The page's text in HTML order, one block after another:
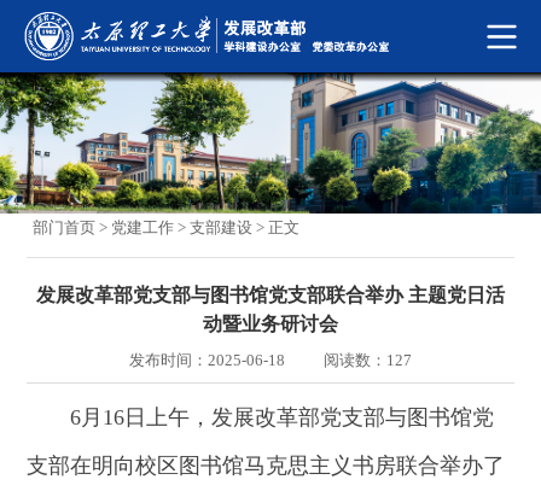
部门首页 > 党建工作 >支部建设 > 正文
发展改革部党支部与图书馆党支部联合举办 主题党日活
动暨业务研讨会
发布时间：2025-06-18 阅读数： 127
6月16日上午，发展改革部党支部与图书馆党
支部在明向校区图书馆马克思主义书房联合举办了